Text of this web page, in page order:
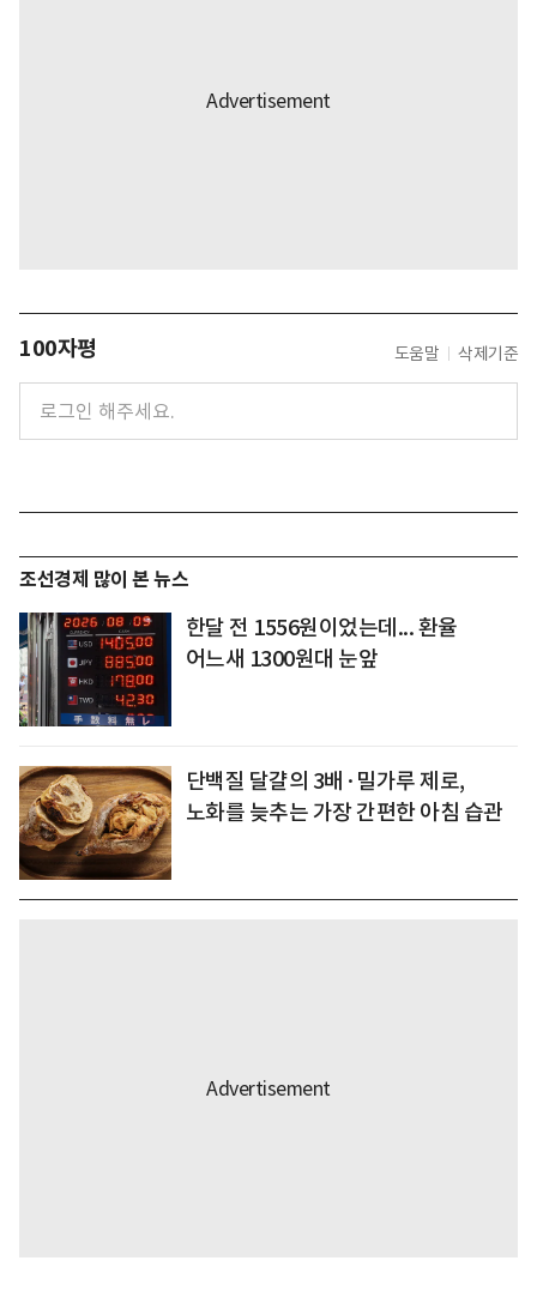
100자평 도움말 삭제기준
조선경제 많이 본 뉴스
한달 전 1556원이었는데... 환율
어느새 1300원대 눈앞
단백질 달걀의 3배·밀가루 제로,
노화를 늦추는 가장 간편한 아침 습관